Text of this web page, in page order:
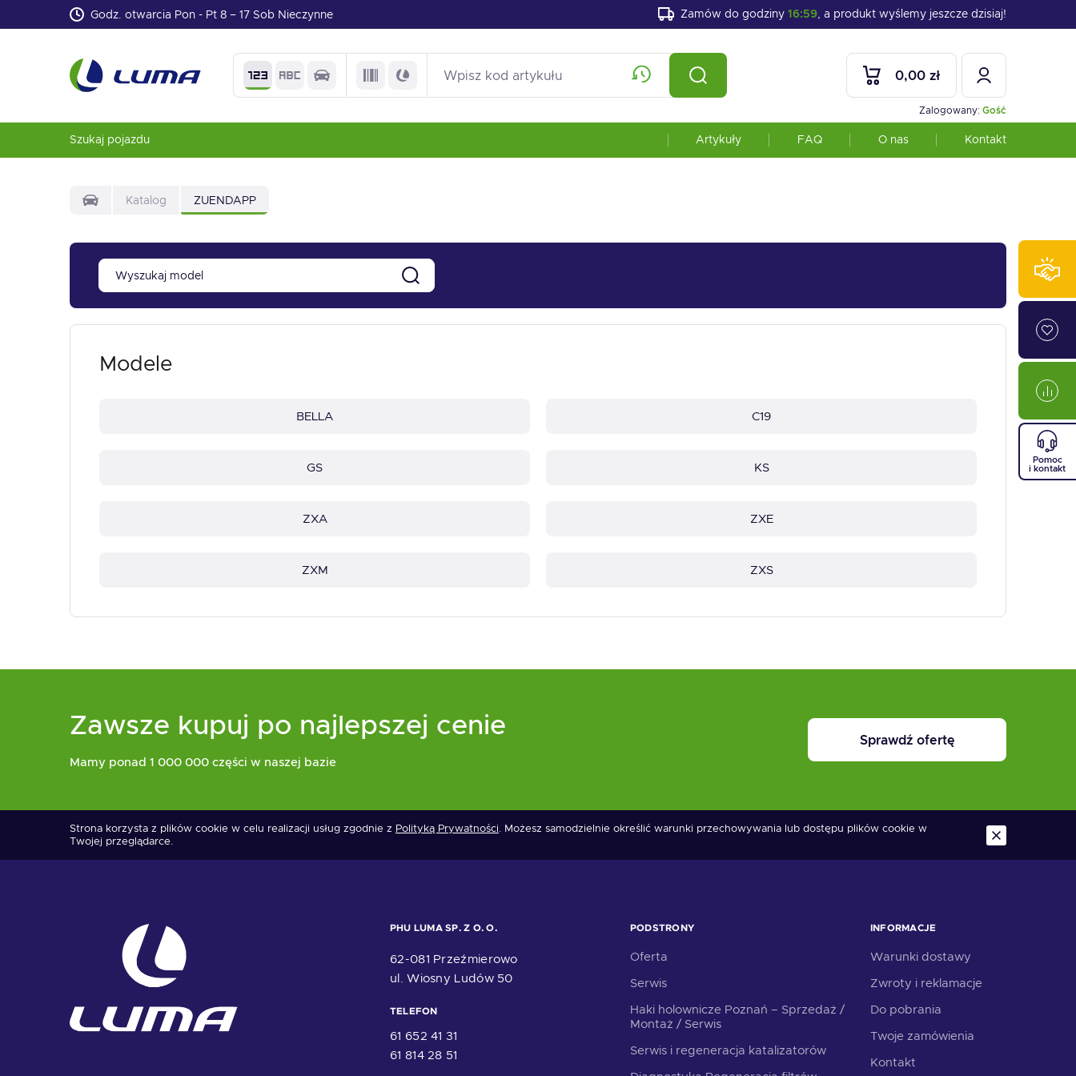
Godz. otwarcia Pon - Pt 8 – 17 Sob Nieczynne Zamów do godziny 16:59, a produkt wyślemy jeszcze dzisiaj!
Zalogowany: Gość
0,00 zł
Szukaj pojazdu Artykuły FAQ O nas Kontakt
Katalog ZUENDAPP
Modele
BELLA C19
GS KS
ZXA ZXE
ZXM ZXS
Zawsze kupuj po najlepszej cenie
Mamy ponad 1 000 000 części w naszej bazie
Sprawdź ofertę
Strona korzysta z plików cookie w celu realizacji usług zgodnie z Polityką Prywatności. Możesz samodzielnie określić warunki przechowywania lub dostępu plików cookie w
Twojej przeglądarce.
PHU LUMA SP. Z O. O.
62-081 Przeźmierowo
ul. Wiosny Ludów 50
TELEFON
61 652 41 31
61 814 28 51
PODSTRONY
Oferta
Serwis
Haki holownicze Poznań – Sprzedaż /
Montaż / Serwis
Serwis i regeneracja katalizatorów
INFORMACJE
Warunki dostawy
Zwroty i reklamacje
Do pobrania
Twoje zamówienia
Kontakt
Pomoc
i kontakt